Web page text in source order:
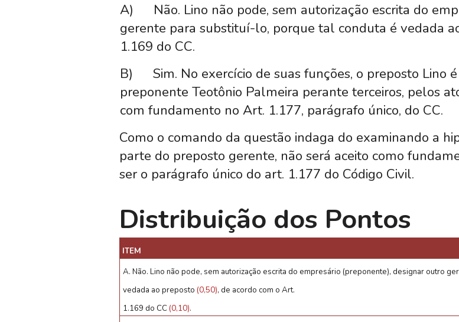
A)
Não. Lino não pode, sem autorização escrita do
gerente para substituí-lo, porque tal conduta é vedada
1.169 do CC.
B)
Sim. No exercício de suas funções, o preposto Lino
preponente Teotônio Palmeira perante terceiros, pelos
com fundamento no Art. 1.177, parágrafo único, do CC.
Como o comando da questão indaga do examinando a
parte do preposto gerente, não será aceito como
ser o parágrafo único do art. 1.177 do Código Civil.
Distribuição dos Pontos
ITEM
A. Não. Lino não pode, sem autorização escrita do empresário (preponente), designar outro
vedada ao preposto (0,50), de acordo com o Art.
1.169 do CC(0,10).